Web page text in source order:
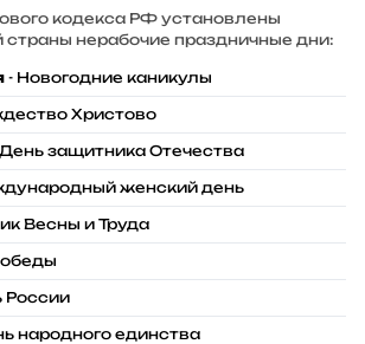
кодекса РФ установлены
нерабочие праздничные дни:
- Новогодние каникулы
Христово
защитника Отечества
женский день
Весны и Труда
России
народного единства